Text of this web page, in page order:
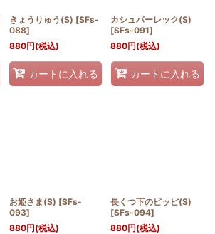
きょうりゅう(S) [SFs-
088]
880円(税込)
カートに入れる
カシュパーレック(S)
[SFs-091]
880円(税込)
カートに入れる
お姫さま(S) [SFs-
093]
880円(税込)
長くつ下のピッピ(S)
[SFs-094]
880円(税込)